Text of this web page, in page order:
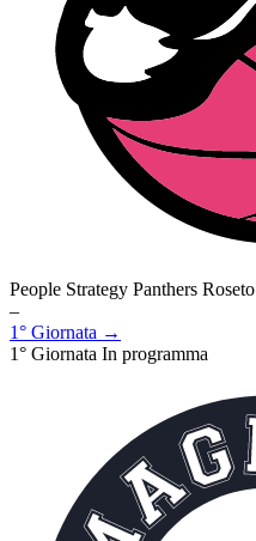
People Strategy Panthers Roseto
–
1° Giornata →
1° Giornata In programma